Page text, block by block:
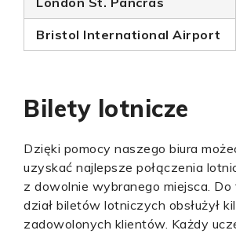
Bristol International Airport
Bilety lotnicze
Dzięki pomocy naszego biura
uzyskać najlepsze połączenia
z dowolnie wybranego miejsca.
dział biletów lotniczych obsłużył
zadowolonych klientów. Każdy